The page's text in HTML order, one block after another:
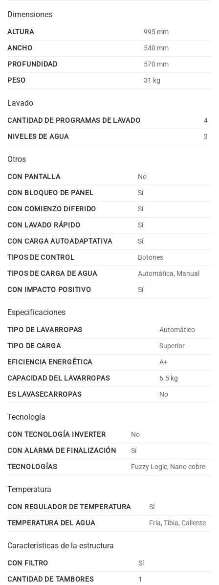
Dimensiones
ALTURA
995 mm
ANCHO
540 mm
PROFUNDIDAD
570 mm
PESO
31 kg
Lavado
CANTIDAD DE PROGRAMAS DE LAVADO
4
NIVELES DE AGUA
3
Otros
CON PANTALLA
No
CON BLOQUEO DE PANEL
Sí
CON COMIENZO DIFERIDO
Sí
CON LAVADO RÁPIDO
Sí
CON CARGA AUTOADAPTATIVA
Sí
TIPOS DE CONTROL
Botones
TIPOS DE CARGA DE AGUA
Automática, Manual
CON IMPACTO POSITIVO
Sí
Especificaciones
TIPO DE LAVARROPAS
Automático
TIPO DE CARGA
Superior
EFICIENCIA ENERGÉTICA
A+
CAPACIDAD DEL LAVARROPAS
6.5 kg
ES LAVASECARROPAS
No
Tecnología
CON TECNOLOGÍA INVERTER
No
CON ALARMA DE FINALIZACIÓN
Sí
TECNOLOGÍAS
Fuzzy Logic, Nano cobre
Temperatura
CON REGULADOR DE TEMPERATURA
Sí
TEMPERATURA DEL AGUA
Fría, Tibia, Caliente
Características de la estructura
CON FILTRO
Sí
CANTIDAD DE TAMBORES
1